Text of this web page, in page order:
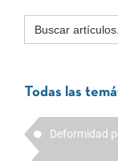
Buscar:
Todas las
Deformidad